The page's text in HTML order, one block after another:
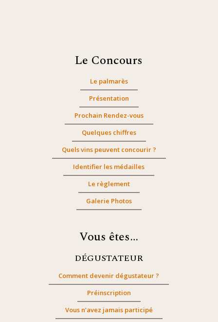
Le Concours
Le palmarès
Présentation
Prochain Rendez-vous
Quelques chiffres
Quels vins peuvent concourir ?
Identifier les médailles
Le règlement
Galerie Photos
Vous êtes…
DÉGUSTATEUR
Comment devenir dégustateur ?
Préinscription
Vous n’avez jamais participé